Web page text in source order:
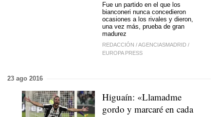
Fue un partido en el que los
bianconeri nunca concedieron
ocasiones a los rivales y dieron,
una vez más, prueba de gran
madurez
REDACCIÓN /AGENCIASMADRID /
EUROPA PRESS
23 ago 2016
Higuaín: «Llamadme
gordo y marcaré en cada